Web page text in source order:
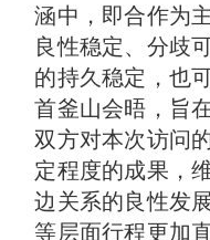
涵中，即合作为
良性稳定、分歧
的持久稳定，也
首釜山会晤，旨
双方对本次访问
定程度的成果，
边关系的良性发
等层面行程更加